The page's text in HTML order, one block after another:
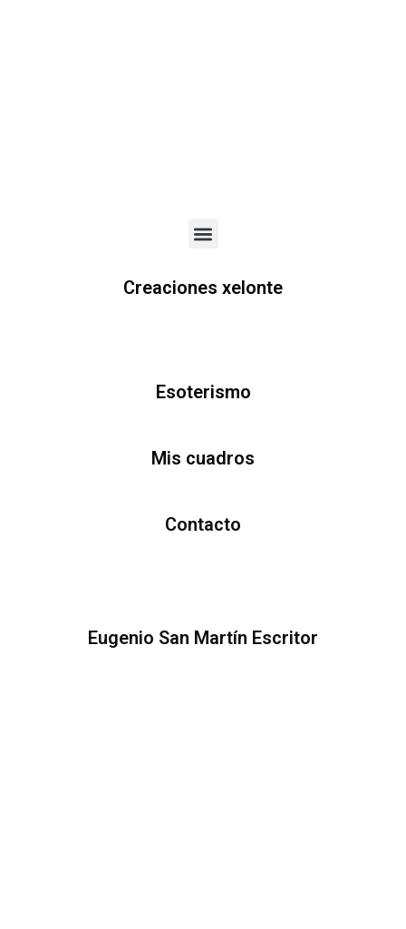
Menu
Creaciones xelonte
Esoterismo
Mis cuadros
Contacto
Eugenio San Martín Escritor